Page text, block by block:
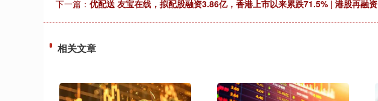
下一篇： 优配送 友宝在线，拟配股融资3.86亿，香港上市以来累跌71.5% | 港股再融资
相关文章